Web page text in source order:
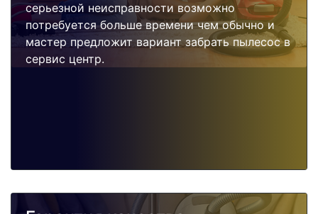
серьезной неисправности возможно
потребуется больше времени чем обычно и
мастер предложит вариант забрать пылесос в
сервис центр.